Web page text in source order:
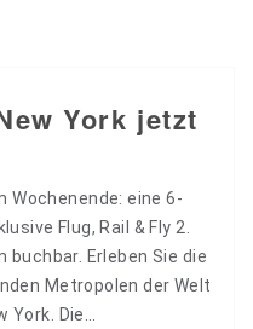
York jetzt
Wochenende: eine 6-
Flug, Rail & Fly 2.
buchbar. Erleben Sie die
Metropolen der Welt
York. Die